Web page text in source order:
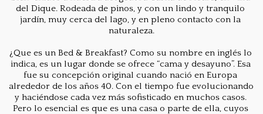
del Dique. Rodeada de pinos, y con un lindo y tranquilo
jardín, muy cerca del lago, y en pleno contacto con la
naturaleza.
¿Que es un Bed & Breakfast? Como su nombre en inglés lo
indica, es un lugar donde se ofrece “cama y desayuno”. Esa
fue su concepción original cuando nació en Europa
alrededor de los años 40. Con el tiempo fue evolucionando
y haciéndose cada vez más sofisticado en muchos casos.
Pero lo esencial es que es una casa o parte de ella, cuyos